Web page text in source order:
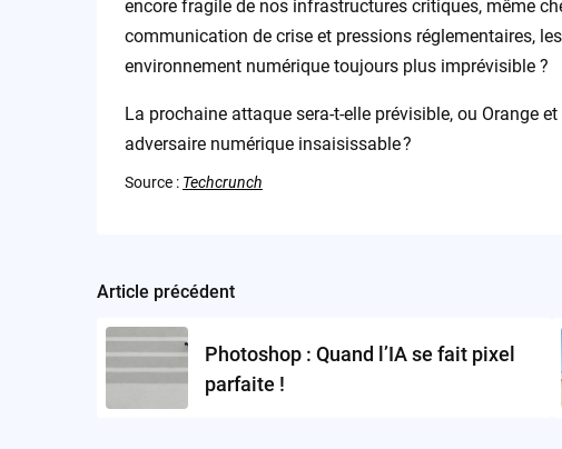
encore fragile de nos infrastructures critiques, même
communication de crise et pressions réglementaires,
environnement numérique toujours plus imprévisible ?
La prochaine attaque sera-t-elle prévisible, ou Orange
adversaire numérique insaisissable ?
Source : Techcrunch
Post
navigation
Article précédent
Photoshop : Quand l’IA se fait pixel
parfaite !